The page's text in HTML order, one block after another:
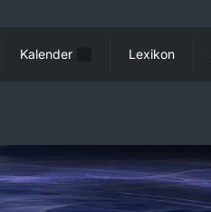
Kalender Lexikon